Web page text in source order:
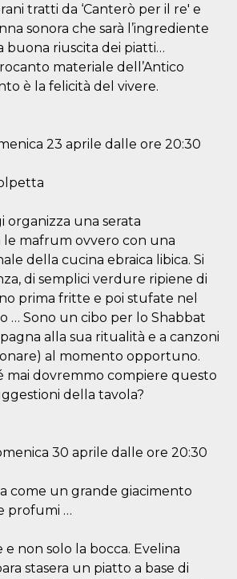
tratti da ‘Canterò per il re' e
sonora che sarà l’ingrediente
buona riuscita dei piatti…
materiale dell’Antico
è la felicità del vivere.
23 aprile dalle ore 20:30
organizza una serata
mafrum ovvero con una
della cucina ebraica libica. Si
di semplici verdure ripiene di
prima fritte e poi stufate nel
… Sono un cibo per lo Shabbat
alla sua ritualità e a canzoni
al momento opportuno.
mai dovremmo compiere questo
della tavola?
30 aprile dalle ore 20:30
come un grande giacimento
profumi …
non solo la bocca. Evelina
stasera un piatto a base di